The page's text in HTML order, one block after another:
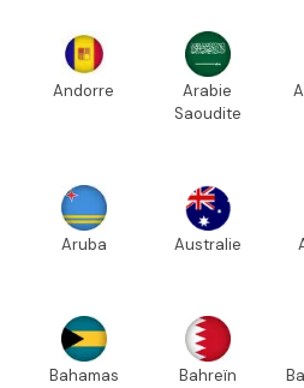
Andorre
Arabie
Saoudite
Aruba Australie
Bahamas Bahreïn